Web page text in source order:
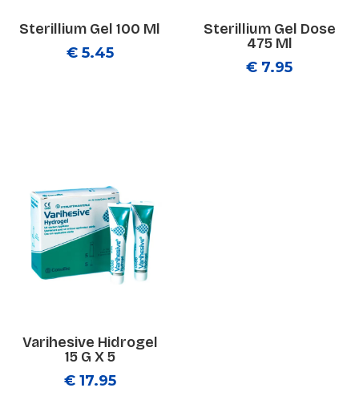
Sterillium Gel 100 Ml
€ 5.45
Sterillium Gel Dose
475 Ml
€ 7.95
Varihesive Hidrogel
15 G X 5
€ 17.95